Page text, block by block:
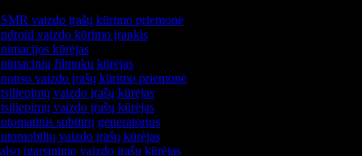
vaizdo įrašų kūrimo priemonė
vaizdo kūrimo įrankis
kūrėjas
filmukų kūrėjas
vaizdo įrašų kūrimo priemonė
vaizdo įrašų kūrėjas
vaizdo įrašų kūrėjas
subtitrų generatorius
vaizdo įrašų kūrėjas
įgarsinimo vaizdo įrašų kūrėjas